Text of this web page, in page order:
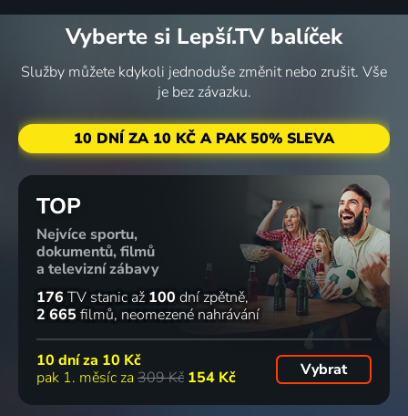
Vyberte si Lepší.TV balíček
Služby můžete kdykoli jednoduše změnit nebo zrušit. Vše
je bez závazku.
10 DNÍ ZA 10 KČ A PAK 50% SLEVA
TOP
Nejvíce sportu,
dokumentů, filmů
a televizní zábavy
176 TV stanic až 100 dní zpětně
2 665 filmů neomezené nahrávání
10 dní za 10 Kč
pak 1. měsíc za 309 Kč 154 Kč Vybrat